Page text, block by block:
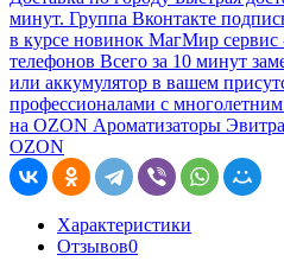
минут. Группа Вконтакте
в курсе новинок МагМир сервис
телефонов Всего за 10 минут
или аккумулятор в вашем
профессионалами с
на OZON Ароматизаторы
OZON
Характеристики
Отзывов0